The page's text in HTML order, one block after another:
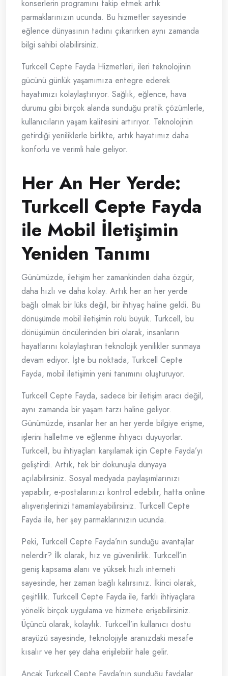
konserlerin programını takip etmek artık
parmaklarınızın ucunda. Bu hizmetler sayesinde
eğlence dünyasının tadını çıkarırken aynı zamanda
bilgi sahibi olabilirsiniz.
Turkcell Cepte Fayda Hizmetleri, ileri teknolojinin
gücünü günlük yaşamımıza entegre ederek
hayatımızı kolaylaştırıyor. Sağlık, eğlence, hava
durumu gibi birçok alanda sunduğu pratik çözümlerle,
kullanıcıların yaşam kalitesini artırıyor. Teknolojinin
getirdiği yeniliklerle birlikte, artık hayatımız daha
konforlu ve verimli hale geliyor.
Her An Her Yerde:
Turkcell Cepte Fayda
ile Mobil İletişimin
Yeniden Tanımı
Günümüzde, iletişim her zamankinden daha özgür,
daha hızlı ve daha kolay. Artık her an her yerde
bağlı olmak bir lüks değil, bir ihtiyaç haline geldi. Bu
dönüşümde mobil iletişimin rolü büyük. Turkcell, bu
dönüşümün öncülerinden biri olarak, insanların
hayatlarını kolaylaştıran teknolojik yenilikler sunmaya
devam ediyor. İşte bu noktada, Turkcell Cepte
Fayda, mobil iletişimin yeni tanımını oluşturuyor.
Turkcell Cepte Fayda, sadece bir iletişim aracı değil,
aynı zamanda bir yaşam tarzı haline geliyor.
Günümüzde, insanlar her an her yerde bilgiye erişme,
işlerini halletme ve eğlenme ihtiyacı duyuyorlar.
Turkcell, bu ihtiyaçları karşılamak için Cepte Fayda’yı
geliştirdi. Artık, tek bir dokunuşla dünyaya
açılabilirsiniz. Sosyal medyada paylaşımlarınızı
yapabilir, e-postalarınızı kontrol edebilir, hatta online
alışverişlerinizi tamamlayabilirsiniz. Turkcell Cepte
Fayda ile, her şey parmaklarınızın ucunda.
Peki, Turkcell Cepte Fayda’nın sunduğu avantajlar
nelerdir? İlk olarak, hız ve güvenilirlik. Turkcell’in
geniş kapsama alanı ve yüksek hızlı interneti
sayesinde, her zaman bağlı kalırsınız. İkinci olarak,
çeşitlilik. Turkcell Cepte Fayda ile, farklı ihtiyaçlara
yönelik birçok uygulama ve hizmete erişebilirsiniz.
Üçüncü olarak, kolaylık. Turkcell’in kullanıcı dostu
arayüzü sayesinde, teknolojiyle aranızdaki mesafe
kısalır ve her şey daha erişilebilir hale gelir.